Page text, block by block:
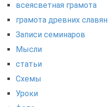
всеясветная грамота
грамота древних славян
Записи семинаров
Мысли
статьи
Схемы
Уроки